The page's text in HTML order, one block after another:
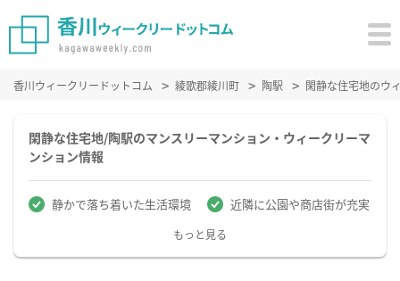
香川ウィークリードットコム 綾歌郡綾川町 陶駅 閑静な住宅地のウ
閑静な住宅地/陶駅のマンスリーマンション・ウィークリーマ
ンション情報
静かで落ち着いた生活環境 近隣に公園や商店街が充実
もっと見る